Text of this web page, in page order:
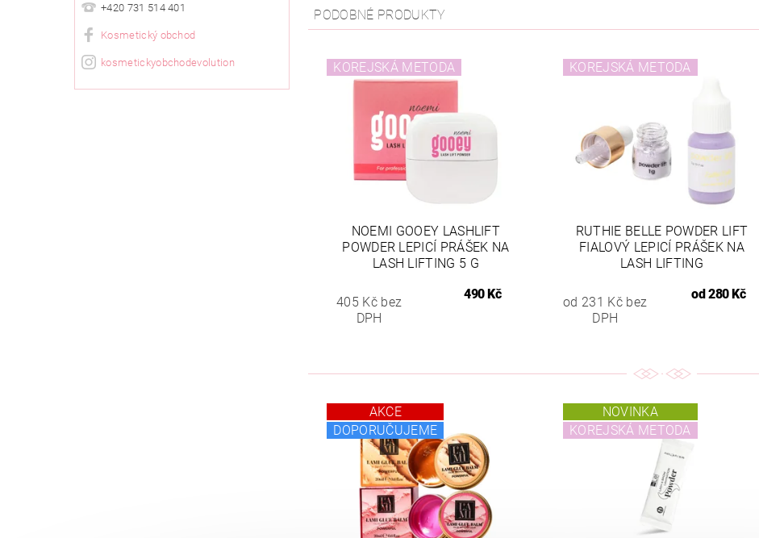
+420 731 514 401
Kosmetický obchod
kosmetickyobchodevolution
PODOBNÉ PRODUKTY
KOREJSKÁ METODA
NOEMI GOOEY LASHLIFT
POWDER LEPICÍ PRÁŠEK NA
LASH LIFTING 5 G
405 Kč bez
DPH
490 Kč
KOREJSKÁ METODA
RUTHIE BELLE POWDER LIFT
FIALOVÝ LEPICÍ PRÁŠEK NA
LASH LIFTING
od 231 Kč bez
DPH
od280 Kč
AKCE
DOPORUČUJEME
NOVINKA
KOREJSKÁ METODA